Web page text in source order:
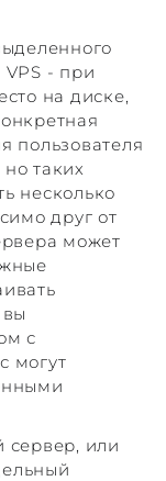
- при
на диске,
пользователя
таких
несколько
друг от
может
с
могут
сервер, или